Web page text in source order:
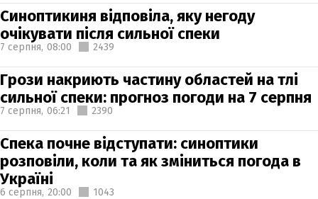
Синоптикиня відповіла, яку негоду
очікувати після сильної спеки
7 серпня, 08:00 2439
Грози накриють частину областей на тлі
сильної спеки: прогноз погоди на 7 серпня
7 серпня, 06:21 2390
Спека почне відступати: синоптики
розповіли, коли та як зміниться погода в
Україні
6 серпня, 20:00 1043